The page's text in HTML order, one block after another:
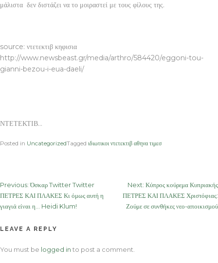
μάλιστα δεν διστάζει να το μοιραστεί με τους φίλους της.
source: ντετεκτιβ κηφισια
http://www.newsbeast.gr/media/arthro/584420/eggoni-tou-
gianni-bezou-i-eua-daeli/
ΝΤΕΤΕΚΤΙΒ…
Posted in UncategorizedTagged ιδιωτικοι ντετεκτιβ αθηνα τιμεσ
Post
navigation
Previous: Όσκαρ Twitter Twitter
ΠΕΤΡΕΣ ΚΑΙ ΠΛΑΚΕΣ Κι όμως αυτή η
γιαγιά είναι η… Heidi Klum!
Next: Κύπρος κούρεμα Κυπριακής
ΠΕΤΡΕΣ ΚΑΙ ΠΛΑΚΕΣ Χριστόφιας:
Ζούμε σε συνθήκες νεο-αποικισμού
LEAVE A REPLY
You must be logged in to post a comment.